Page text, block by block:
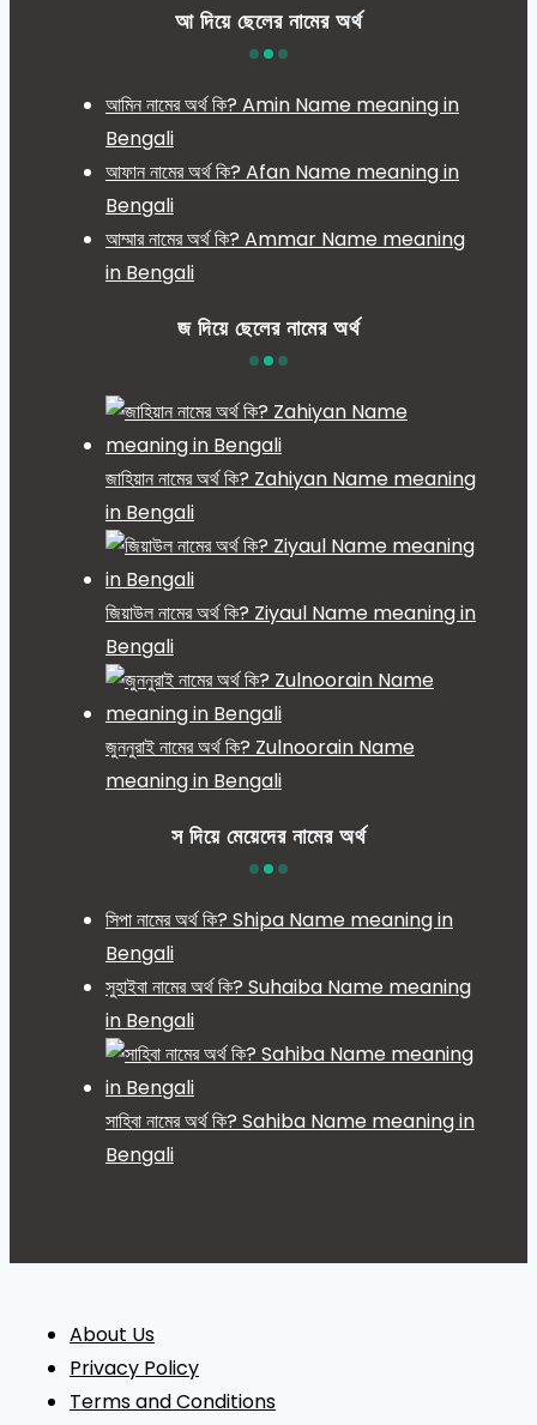
আ দিয়ে ছেলের নামের অর্থ
আমিন নামের অর্থ কি? Amin Name meaning in
Bengali
আফান নামের অর্থ কি? Afan Name meaning in
Bengali
আম্মার নামের অর্থ কি? Ammar Name meaning
in Bengali
জ দিয়ে ছেলের নামের অর্থ
জাহিয়ান নামের অর্থ কি? Zahiyan Name meaning
in Bengali
জিয়াউল নামের অর্থ কি? Ziyaul Name meaning in
Bengali
জুননুরাই নামের অর্থ কি? Zulnoorain Name
meaning in Bengali
স দিয়ে মেয়েদের নামের অর্থ
সিপা নামের অর্থ কি? Shipa Name meaning in
Bengali
সুহাইবা নামের অর্থ কি? Suhaiba Name meaning
in Bengali
সাহিবা নামের অর্থ কি? Sahiba Name meaning in
Bengali
About Us
Privacy Policy
Terms and Conditions